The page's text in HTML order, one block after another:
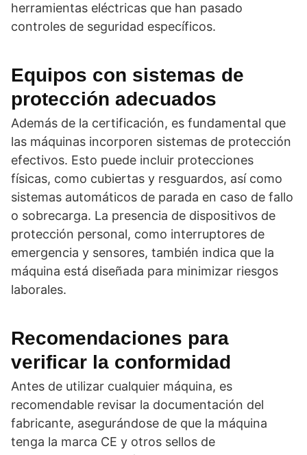
herramientas eléctricas que han pasado
controles de seguridad específicos.
Equipos con sistemas de
protección adecuados
Además de la certificación, es fundamental que
las máquinas incorporen sistemas de protección
efectivos. Esto puede incluir protecciones
físicas, como cubiertas y resguardos, así como
sistemas automáticos de parada en caso de fallo
o sobrecarga. La presencia de dispositivos de
protección personal, como interruptores de
emergencia y sensores, también indica que la
máquina está diseñada para minimizar riesgos
laborales.
Recomendaciones para
verificar la conformidad
Antes de utilizar cualquier máquina, es
recomendable revisar la documentación del
fabricante, asegurándose de que la máquina
tenga la marca CE y otros sellos de